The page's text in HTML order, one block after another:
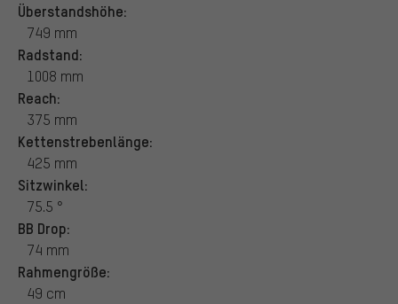
Überstandshöhe:
749 mm
Radstand:
1008 mm
Reach:
375 mm
Kettenstrebenlänge:
425 mm
Sitzwinkel:
75.5 °
BB Drop:
74 mm
Rahmengröße:
49 cm